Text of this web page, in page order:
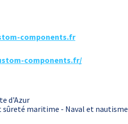
components.fr
components.fr/
d'Azur
sûreté maritime - Naval et nautisme